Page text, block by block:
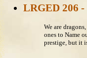
LRGED 206
We are
ones to Name
prestige, but it